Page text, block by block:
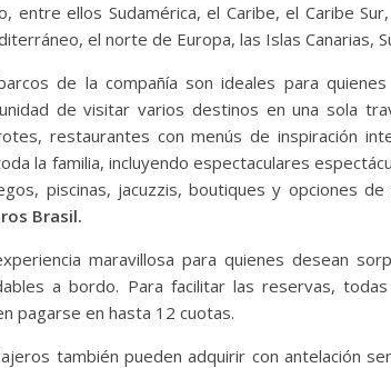
entre ellos Sudamérica, el Caribe, el Caribe Sur,
el norte de Europa, las Islas Canarias,
de la compañía son ideales para
de visitar varios destinos en una sola
restaurantes con menús de inspiración
la familia, incluyendo espectaculares
piscinas, jacuzzis, boutiques y opciones de
Brasil.
maravillosa para quienes desean
a bordo. Para facilitar las reservas,
pagarse en hasta 12 cuotas.
también pueden adquirir con antelación